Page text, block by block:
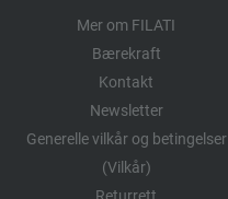
Mer om FILATI
Bærekraft
Kontakt
Newsletter
Generelle vilkår og betingelser
(Vilkår)
Returrett